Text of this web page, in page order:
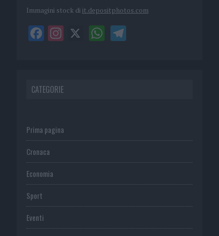
Immagini stock di it.depositphotos.com
CATEGORIE
Prima pagina
Cronaca
Economia
Sport
Eventi